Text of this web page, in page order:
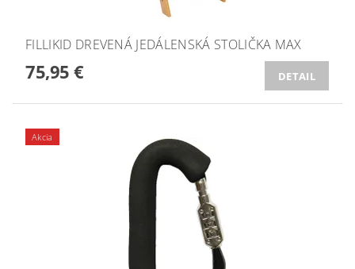
FILLIKID DREVENÁ JEDÁLENSKÁ STOLIČKA MAX
75,95 € DETAIL
Akcia